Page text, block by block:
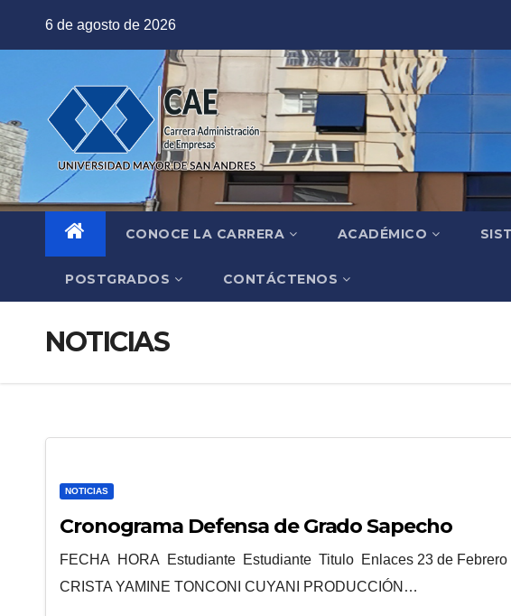
6 de agosto de 2026
CONOCE LA CARRERA ACADÉMICO
POSTGRADOS CONTÁCTENOS
NOTICIAS
NOTICIAS
Cronograma Defensa de Grado Sapecho
FECHA HORA Estudiante Estudiante Titulo Enlaces 23 de Febrero
CRISTA YAMINE TONCONI CUYANI PRODUCCIÓN…